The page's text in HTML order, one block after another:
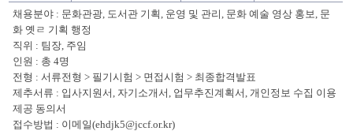
채용분야 : 문화관광, 도서관 기획, 운영 및 관리, 문화 예술 영상 홍보, 문
화 옛ㄹ 기획 행정
직위 : 팀장, 주임
인원 : 총 4명
전형 : 서류전형 > 필기시험 > 면접시험 > 최종합격발표
제추서류 : 입사지원서, 자기소개서, 업무추진계획서, 개인정보 수집 이용
제공 동의서
접수방법 : 이메일(ehdjk5@jccf.or.kr)